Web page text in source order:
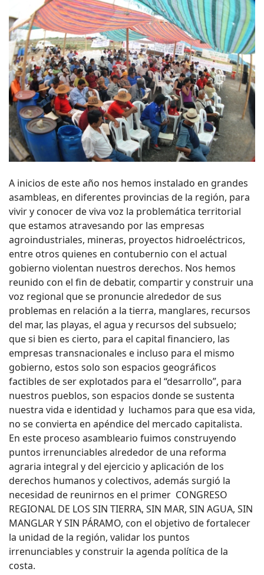
A inicios de este año nos hemos instalado en grandes
asambleas, en diferentes provincias de la región, para
vivir y conocer de viva voz la problemática territorial
que estamos atravesando por las empresas
agroindustriales, mineras, proyectos hidroeléctricos,
entre otros quienes en contubernio con el actual
gobierno violentan nuestros derechos. Nos hemos
reunido con el fin de debatir, compartir y construir una
voz regional que se pronuncie alrededor de sus
problemas en relación a la tierra, manglares, recursos
del mar, las playas, el agua y recursos del subsuelo;
que si bien es cierto, para el capital financiero, las
empresas transnacionales e incluso para el mismo
gobierno, estos solo son espacios geográficos
factibles de ser explotados para el “desarrollo”, para
nuestros pueblos, son espacios donde se sustenta
nuestra vida e identidad y luchamos para que esa vida,
no se convierta en apéndice del mercado capitalista.
En este proceso asambleario fuimos construyendo
puntos irrenunciables alrededor de una reforma
agraria integral y del ejercicio y aplicación de los
derechos humanos y colectivos, además surgió la
necesidad de reunirnos en el primer CONGRESO
REGIONAL DE LOS SIN TIERRA, SIN MAR, SIN AGUA, SIN
MANGLAR Y SIN PÁRAMO, con el objetivo de fortalecer
la unidad de la región, validar los puntos
irrenunciables y construir la agenda política de la
costa.